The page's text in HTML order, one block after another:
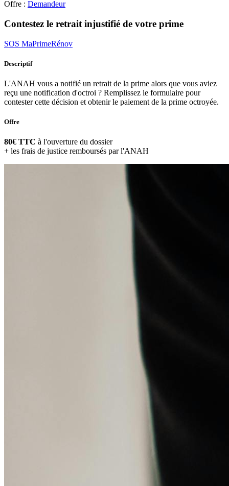
Offre : Demandeur
Contestez le retrait injustifié de votre prime
SOS MaPrimeRénov
Descriptif
L'ANAH vous a notifié un retrait de la prime alors que vous aviez
reçu une notification d'octroi ? Remplissez le formulaire pour
contester cette décision et obtenir le paiement de la prime octroyée.
Offre
80€ TTC à l'ouverture du dossier
+ les frais de justice remboursés par l'ANAH